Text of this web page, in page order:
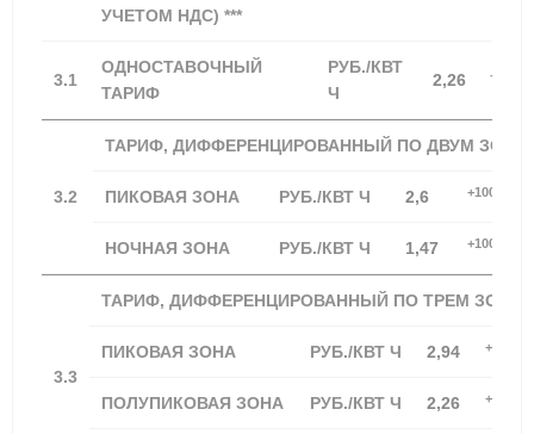
УЧЕТОМ НДС) ***
3.1
ОДНОСТАВОЧНЫЙ
ТАРИФ
РУБ./КВТ
Ч
2,26
3.2
ТАРИФ, ДИФФЕРЕНЦИРОВАННЫЙ ПО ДВУМ
ПИКОВАЯ ЗОНА РУБ./КВТ Ч 2,6 +100,00%
НОЧНАЯ ЗОНА РУБ./КВТ Ч 1,47 +100,00%
3.3
ТАРИФ, ДИФФЕРЕНЦИРОВАННЫЙ ПО ТРЕМ
ПИКОВАЯ ЗОНА РУБ./КВТ Ч 2,94
ПОЛУПИКОВАЯ ЗОНА РУБ./КВТ Ч 2,26